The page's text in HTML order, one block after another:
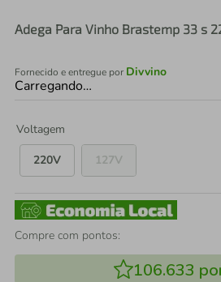
Adega Para Vinho Brastemp 33 s
Fornecido e entregue por Divvino
Carregando…
Voltagem
220V
127V
Compre com pontos:
106.633